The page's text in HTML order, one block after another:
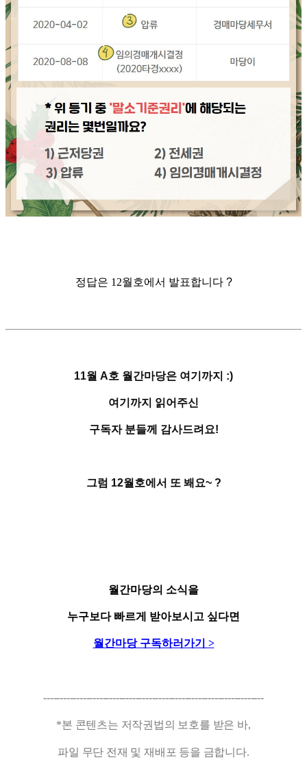
정답은 12월호에서 발표합니다 ?
11월 A호 월간마당은 여기까지 :)
여기까지 읽어주신
구독자 분들께 감사드려요!
그럼 12월호에서 또 봬요~ ?
월간마당의 소식을
누구보다 빠르게 받아보시고 싶다면
월간마당 구독하러가기 >
-------------------------------------------------------------------
*본 콘텐츠는 저작권법의 보호를 받은 바,
파일 무단 전재 및 재배포 등을 금합니다.